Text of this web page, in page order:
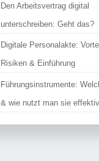
Den Arbeitsvertrag digital
unterschreiben: Geht das?
Digitale Personalakte:
Risiken & Einführung
Führungsinstrumente:
& wie nutzt man sie